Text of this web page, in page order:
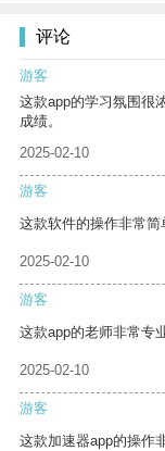
评论
游客
这款app的学习氛围很
成绩。
2025-02-10
游客
这款软件的操作非常简
2025-02-10
游客
这款app的老师非常专
2025-02-10
游客
这款加速器app的操作